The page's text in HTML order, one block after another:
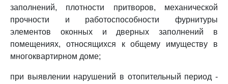
заполнений, плотности притворов, механической
прочности и работоспособности фурнитуры
элементов оконных и дверных заполнений в
помещениях, относящихся к общему имуществу в
многоквартирном доме;
при выявлении нарушений в отопительный период -